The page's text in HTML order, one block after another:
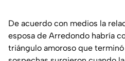
De acuerdo con medios la
esposa de Arredondo habría
triángulo amoroso que terminó